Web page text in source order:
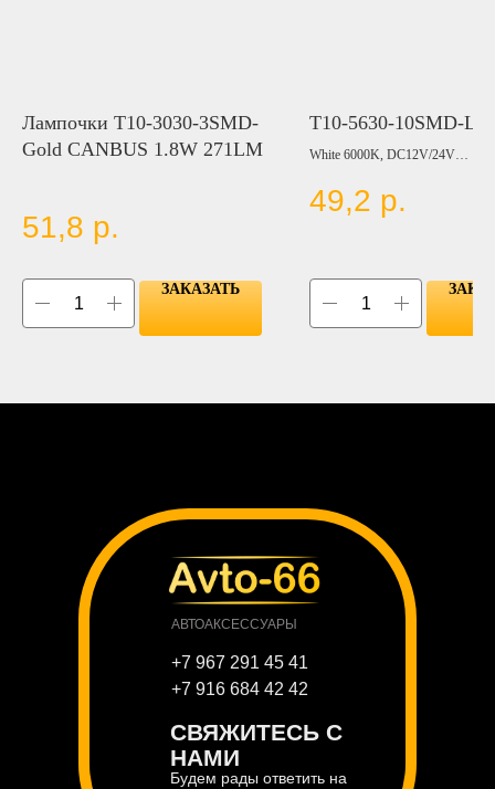
Лампочки T10-3030-3SMD-
Gold CANBUS 1.8W 271LM
51,8 р.
ЗАКАЗАТЬ
T10-5630-10SMD-
White 6000K, DC12V/24V
Цвет:
BLUE
49,2 р.
Будем рады ответить на
СВЯЖИТЕСЬ С
НАМИ
АВТОАКСЕССУАРЫ
+7 967 291 45 41
+7 916 684 42 42